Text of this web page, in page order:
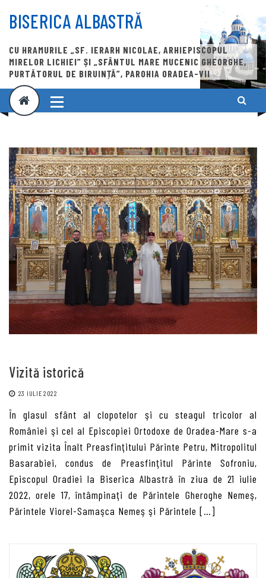
content
BISERICA ALBASTRĂ
CU HRAMURILE „SF. IERARH NICOLAE, ARHIEPISCOPUL
MIRELOR LICHIEI” ȘI „SFÂNTUL MARE MUCENIC GHEORGHE,
PURTĂTORUL DE BIRUINȚĂ”, PAROHIA ORADEA-VII
Vizită istorică
23 IULIE 2022
În glasul sfânt al clopotelor şi cu steagul tricolor al
României şi cel al Episcopiei Ortodoxe de Oradea-Mare s-a
primit vizita Înalt Preasfinţitului Părinte Petru, Mitropolitul
Basarabiei, condus de Preasfinţitul Părinte Sofroniu,
Episcopul Oradiei la Biserica Albastră în ziua de 21 iulie
2022, orele 17, întâmpinaţi de Părintele Gheroghe Nemeş,
Părintele Viorel-Samaşca Nemeş şi Părintele […]